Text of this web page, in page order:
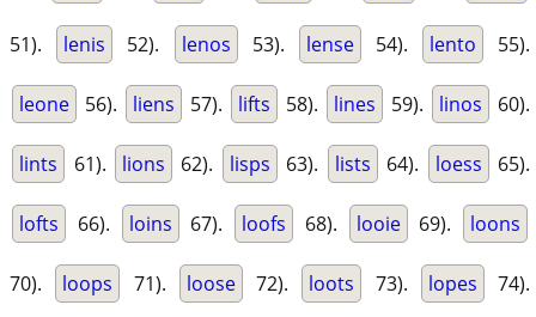
51). lenis 52). lenos 53). lense 54). lento 55).
leone 56). liens 57). lifts 58). lines 59). linos 60).
lints 61). lions 62). lisps 63). lists 64). loess 65).
lofts 66). loins 67). loofs 68). looie 69). loons
70). loops 71). loose 72). loots 73). lopes 74).